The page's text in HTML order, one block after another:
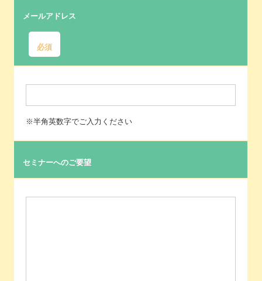
メールアドレス
必須
※半角英数字でご入力ください
セミナーへのご要望